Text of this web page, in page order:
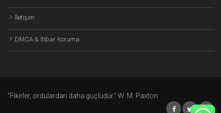
İletişim
DMCA & İtibar Koruma
"Fikirler, ordulardan daha güçlüdür." W. M. Paxton